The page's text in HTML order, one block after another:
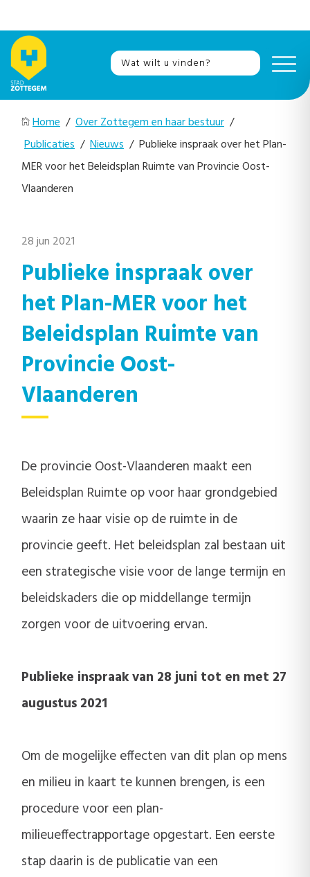
Home / Over Zottegem en haar bestuur /
Publicaties / Nieuws / Publieke inspraak over het Plan-
MER voor het Beleidsplan Ruimte van Provincie Oost-
Vlaanderen
28 jun 2021
Publieke inspraak over
het Plan-MER voor het
Beleidsplan Ruimte van
Provincie Oost-
Vlaanderen
De provincie Oost-Vlaanderen maakt een
Beleidsplan Ruimte op voor haar grondgebied
waarin ze haar visie op de ruimte in de
provincie geeft. Het beleidsplan zal bestaan uit
een strategische visie voor de lange termijn en
beleidskaders die op middellange termijn
zorgen voor de uitvoering ervan.
Publieke inspraak van 28 juni tot en met 27
augustus 2021
Om de mogelijke effecten van dit plan op mens
en milieu in kaart te kunnen brengen, is een
procedure voor een plan-
milieueffectrapportage opgestart. Een eerste
stap daarin is de publicatie van een